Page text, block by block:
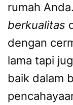
rumah
berkualitas
dengan
lama tapi
baik dalam